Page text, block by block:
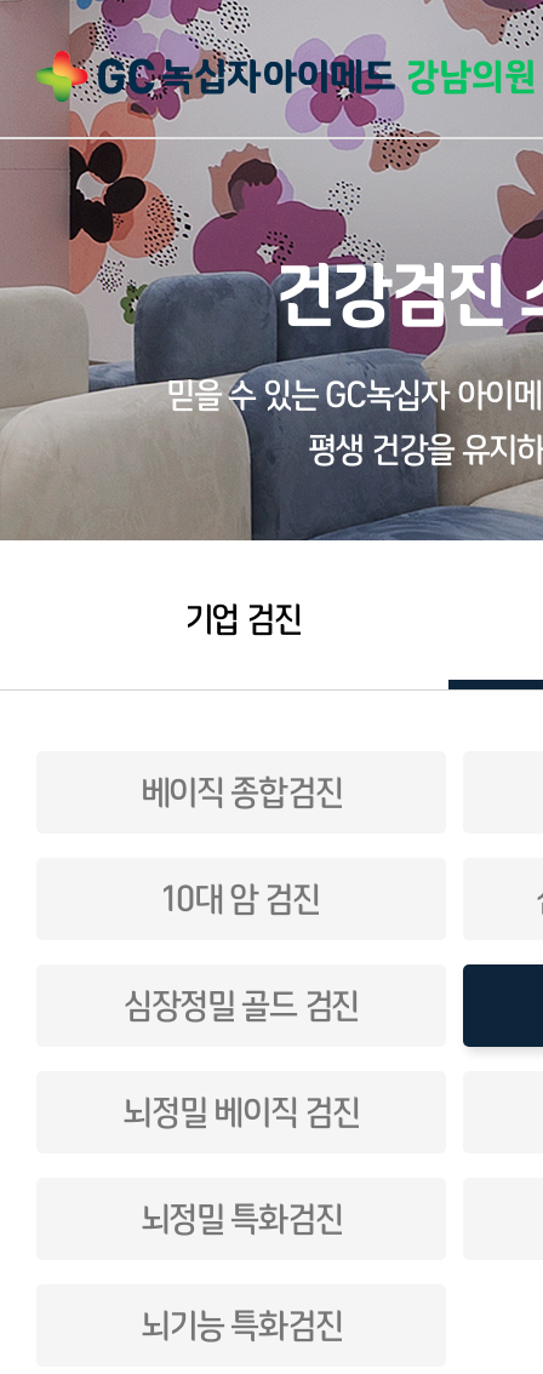
건강검진
믿을 수 있는 GC녹십자 아이
평생 건강을 유지
기업 검진
베이직 종합검진
10대 암 검진
심장정밀 골드 검진
뇌정밀 베이직 검진
뇌정밀 특화검진
뇌기능 특화검진